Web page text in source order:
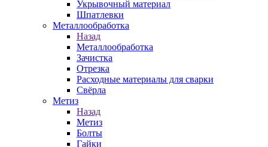
Укрывочный материал
Шпатлевки
Металлообработка
Назад
Металлообработка
Зачистка
Отрезка
Расходные материалы для сварки
Свёрла
Метиз
Назад
Метиз
Болты
Гайки